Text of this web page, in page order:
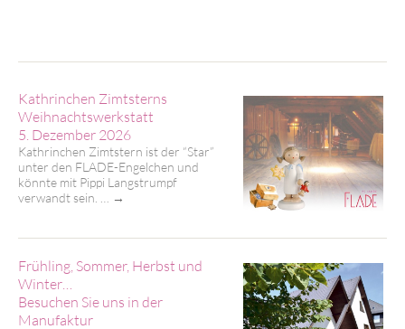
Kathrinchen Zimtsterns
Weihnachtswerkstatt
5. Dezember 2026
Kathrinchen Zimtstern ist der “Star”
unter den FLADE-Engelchen und
könnte mit Pippi Langstrumpf
verwandt sein. …
→
Frühling, Sommer, Herbst und
Winter…
Besuchen Sie uns in der
Manufaktur